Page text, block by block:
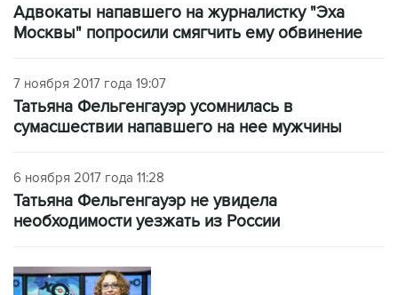
Адвокаты напавшего на журналистку "Эха
Москвы" попросили смягчить ему обвинение
7 ноября 2017 года 19:07
Татьяна Фельгенгауэр усомнилась в
сумасшествии напавшего на нее мужчины
6 ноября 2017 года 11:28
Татьяна Фельгенгауэр не увидела
необходимости уезжать из России